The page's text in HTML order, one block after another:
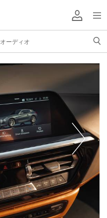
オーディオ